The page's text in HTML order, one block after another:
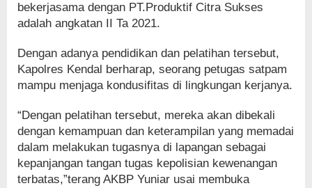
bekerjasama dengan PT.Produktif Citra Sukses
adalah angkatan II Ta 2021.
Dengan adanya pendidikan dan pelatihan tersebut,
Kapolres Kendal berharap, seorang petugas satpam
mampu menjaga kondusifitas di lingkungan kerjanya.
“Dengan pelatihan tersebut, mereka akan dibekali
dengan kemampuan dan keterampilan yang memadai
dalam melakukan tugasnya di lapangan sebagai
kepanjangan tangan tugas kepolisian kewenangan
terbatas,”terang AKBP Yuniar usai membuka